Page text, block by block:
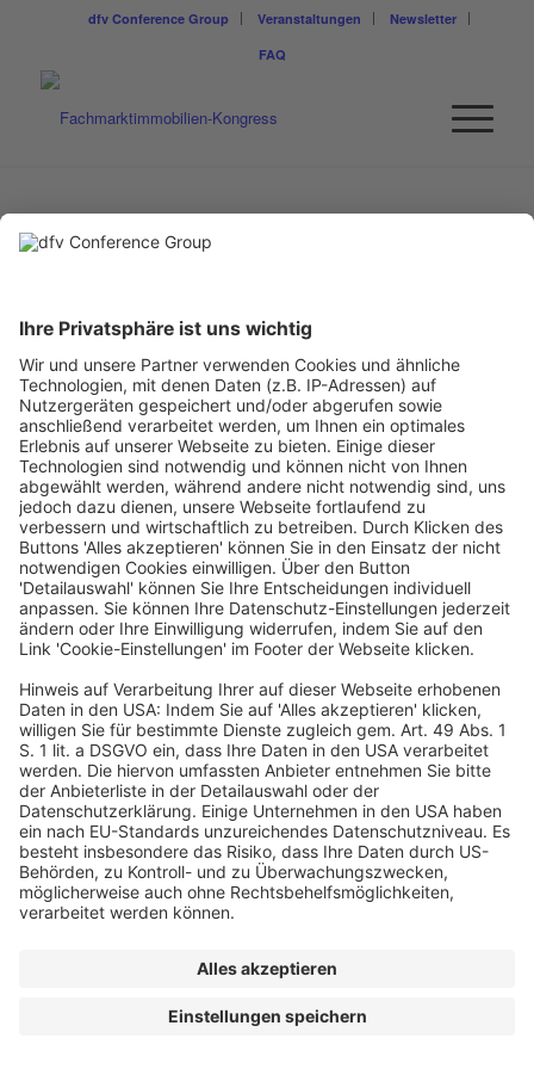
dfv Conference Group Veranstaltungen
Newsletter
FAQ
HANDELSIMMOBILIEN
www.hi-report.de
Ein Business-Event von:
© dfv Conference Group GmbH
FAQ
AGB Impressum Datenschutz Cookie-Einstellungen